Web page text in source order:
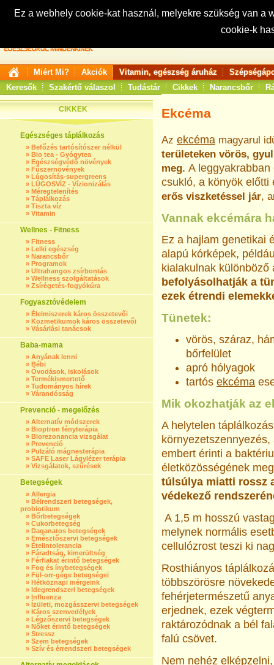
Ez a webhely cookie-kat használ, melyekre szükség van
cookie-k
Keresés:
Miért Mi? Akciók Vitamin, egészség áruház
Keresők
Szakértő válaszol Tudástár Cikkek Narancsbőr
CIKKEK
Egészséges táplálkozás
» Befőzés tartósítószer nélkül
» Bio tea - Gyógytea
» Egészségvédő növények
» Fűszernövények
» Lúgosítás-supergreens
» LÚGOSVÍZ - Vízionizálás
» Méregtelenítés
» Táplálkozás
» Tiszta víz
» Vitamin
Wellnes - Fitness
» Fitness
» Lelki egészség
» Narancsbőr
» Programok
» Ultrahangos zsírbontás
» Wellness szolgáltatások
» Zsírégetés-fogyókúra
Fogyasztóvédelem
» Élelmiszerek káros összetevői
» Kozmetikumok káros összetevői
» Vásárlási tanácsok
Baba-mama
» Anyának lenni
» Bébi
» Óvodások, iskolások
» Termékismertető
» Tudományos hírek
» Várandósság
Prevenció - megelőzés
» Alternatív módszerek
» Bioptron fényterápia
» Biorezonancia vizsgálat
» Prevenció
» Pulzáló mágnesterápia
» SAFE Laser Lágylézer terápia
» Vizsgálatok, szűrések
Betegségek
» Allergia
» Bélrendszeri betegségek,
probiotikum
» Bőrbetegségek
» Cukorbetegség
» Daganatos betegségek
» Emésztőszervi betegségek
» Ételintolerancia
» Fáradtság, kimerültség
» Férfiakat érintő betegségek
» Fog és ínybetegségek
» Fül-orr-gége betegségei
» Hétköznapi mérgeink
» Idegrendszeri betegségek
» Influenza
» Ízületi, mozgásszervi betegségek
» Káros szenvedélyek
» Légzőszervi betegségek
» Nőket érintő betegségek
» Stressz
» Szem betegségek
» Szív és érrendszeri betegségek
Ekcéma
Az ekcéma magyarul
terüle­teken vörös,
meg. A
csukló, a könyök előtti
erős viszketéssel jár,
Vannak ekcémára
Ez a hajlam genetikai
alapú kórképek,
kialakulnak
befolyásolhatják a
ezek étrendi
Tünetek:
vörös, száraz,
bőrfelület
apró hólyagok
tartós ekcéma
Mik okozhatják az
A helytelen
embert érinti a
életközösségének
túlsúlya miatti rossz
védekező
A 1,5 m hosszú
melynek normális
cellulózrost teszi ki
Rosthiányos
többszörösre
fehérjetermészetű
erjednek, ezek
raktározódnak a bél
falú csövet.
Nem nehéz